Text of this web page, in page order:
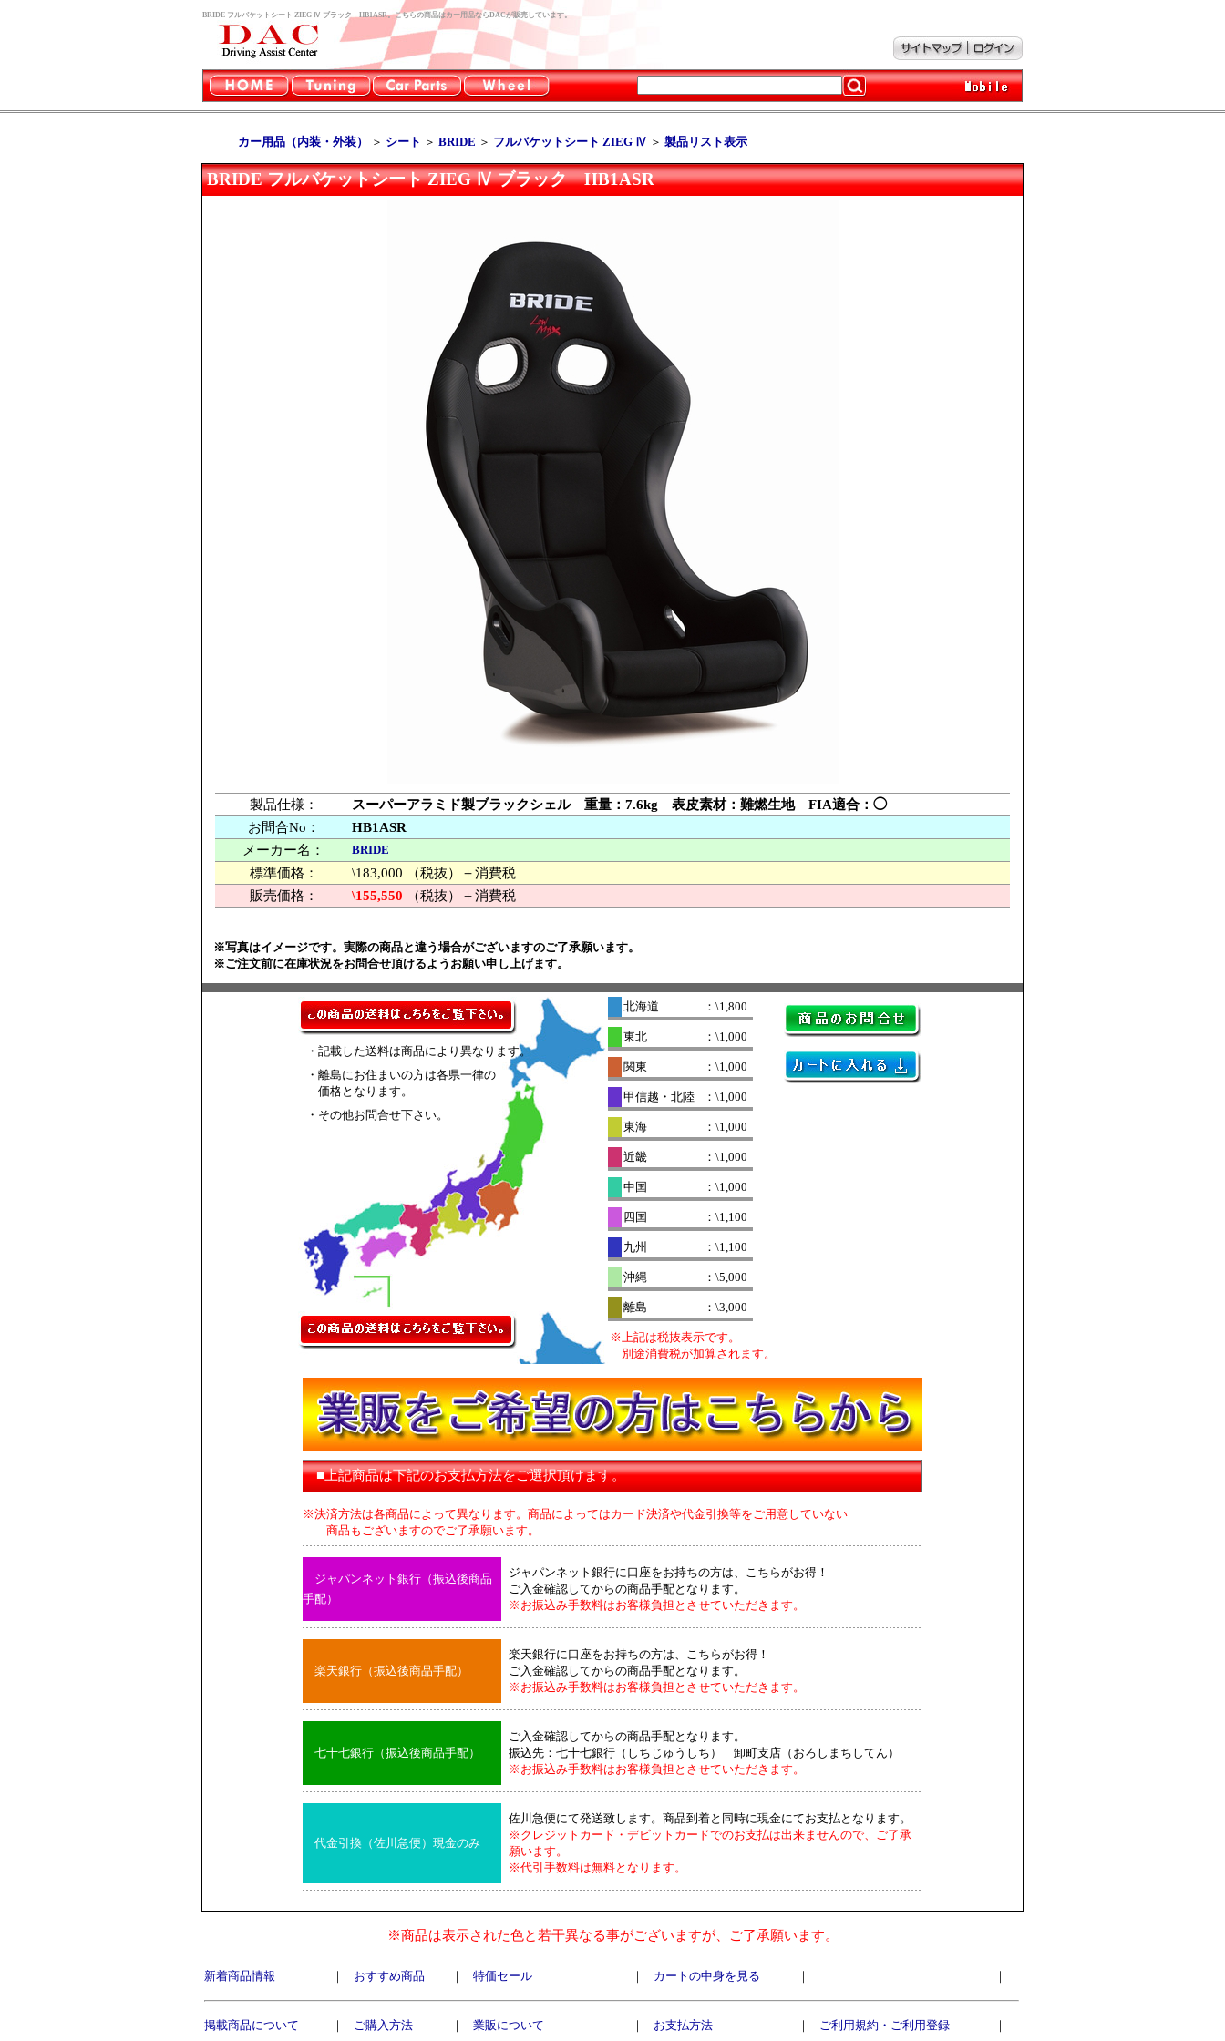
BRIDE フルバケットシート ZIEG Ⅳ ブラック HB1ASR。こちらの商品はカー用品ならDACが販売しています。
カー用品（内装・外装） ＞ シート ＞ BRIDE ＞ フルバケットシート ZIEG Ⅳ ＞ 製品リスト表示
BRIDE フルバケットシート ZIEG Ⅳ ブラック HB1ASR
製品仕様：
スーパーアラミド製ブラックシェル 重量：7.6kg 表皮素材：難燃生地 FIA適合：◯
お問合No：
HB1ASR
メーカー名：
BRIDE
標準価格：
\183,000 （税抜）＋消費税
販売価格：
\155,550 （税抜）＋消費税
※写真はイメージです。実際の商品と違う場合がございますのご了承願います。
※ご注文前に在庫状況をお問合せ頂けるようお願い申し上げます。
・記載した送料は商品により異なります。
・離島にお住まいの方は各県一律の
価格となります。
・その他お問合せ下さい。
北海道 ：\1,800
東北 ：\1,000
関東 ：\1,000
甲信越・北陸 ：\1,000
東海 ：\1,000
近畿 ：\1,000
中国 ：\1,000
四国 ：\1,100
九州 ：\1,100
沖縄 ：\5,000
離島 ：\3,000
※上記は税抜表示です。
別途消費税が加算されます。
■上記商品は下記のお支払方法をご選択頂けます。
※決済方法は各商品によって異なります。商品によってはカード決済や代金引換等をご用意していない
商品もございますのでご了承願います。
ジャパンネット銀行（振込後商品
手配）
ジャパンネット銀行に口座をお持ちの方は、こちらがお得！
ご入金確認してからの商品手配となります。
※お振込み手数料はお客様負担とさせていただきます。
楽天銀行（振込後商品手配）
楽天銀行に口座をお持ちの方は、こちらがお得！
ご入金確認してからの商品手配となります。
※お振込み手数料はお客様負担とさせていただきます。
七十七銀行（振込後商品手配）
ご入金確認してからの商品手配となります。
振込先：七十七銀行（しちじゅうしち） 卸町支店（おろしまちしてん）
※お振込み手数料はお客様負担とさせていただきます。
代金引換（佐川急便）現金のみ
佐川急便にて発送致します。商品到着と同時に現金にてお支払となります。
※クレジットカード・デビットカードでのお支払は出来ませんので、ご了承
願います。
※代引手数料は無料となります。
※商品は表示された色と若干異なる事がございますが、ご了承願います。
新着商品情報 ｜ おすすめ商品 ｜ 特価セール ｜ カートの中身を見る ｜ ｜
掲載商品について ｜ ご購入方法 ｜ 業販について ｜ お支払方法 ｜ ご利用規約・ご利用登録 ｜